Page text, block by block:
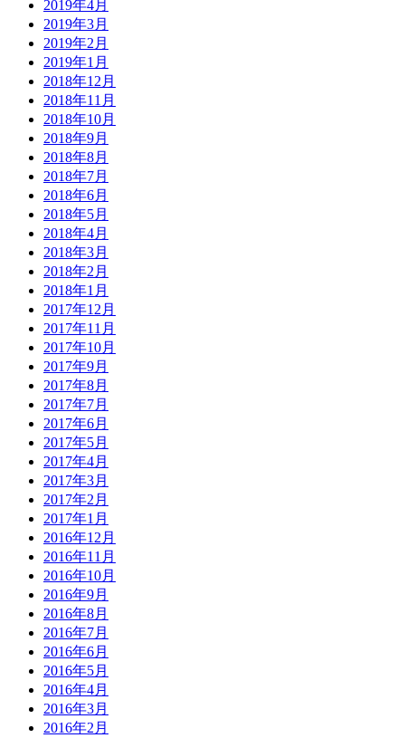
2019年4月
2019年3月
2019年2月
2019年1月
2018年12月
2018年11月
2018年10月
2018年9月
2018年8月
2018年7月
2018年6月
2018年5月
2018年4月
2018年3月
2018年2月
2018年1月
2017年12月
2017年11月
2017年10月
2017年9月
2017年8月
2017年7月
2017年6月
2017年5月
2017年4月
2017年3月
2017年2月
2017年1月
2016年12月
2016年11月
2016年10月
2016年9月
2016年8月
2016年7月
2016年6月
2016年5月
2016年4月
2016年3月
2016年2月